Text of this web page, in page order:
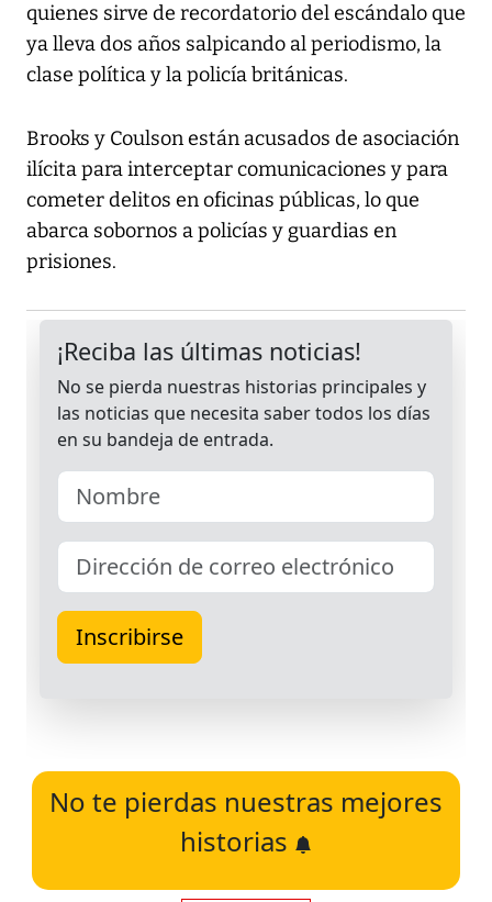
quienes sirve de recordatorio del escándalo que
ya lleva dos años salpicando al periodismo, la
clase política y la policía británicas.
Brooks y Coulson están acusados de asociación
ilícita para interceptar comunicaciones y para
cometer delitos en oficinas públicas, lo que
abarca sobornos a policías y guardias en
prisiones.
No te pierdas nuestras mejores
historias